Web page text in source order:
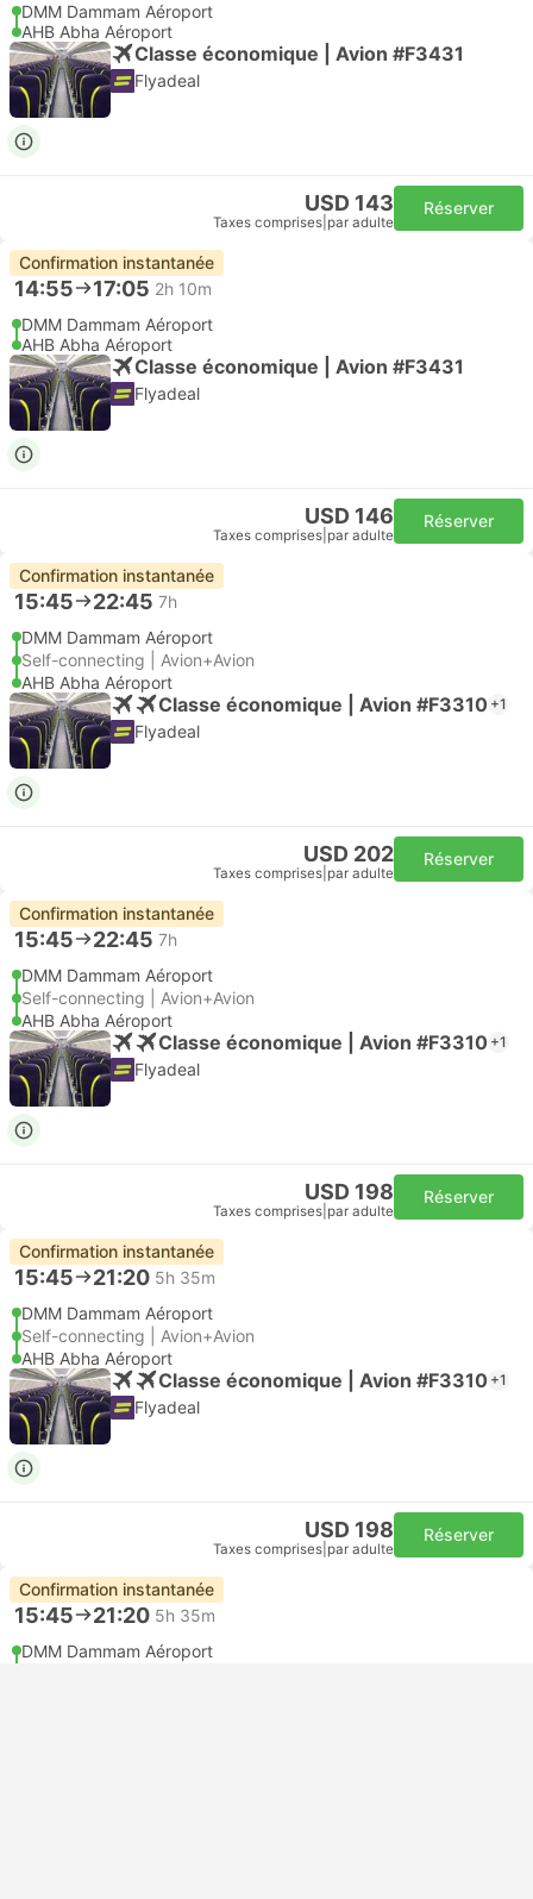
DMM Dammam Aéroport
AHB Abha Aéroport
Classe économique | Avion #F3431
Flyadeal
USD 143
Taxes comprises par adulte
Réserver
Confirmation instantanée
14:55 17:05 2h 10m
DMM Dammam Aéroport
AHB Abha Aéroport
Classe économique | Avion #F3431
Flyadeal
USD 146
Taxes comprises par adulte
Réserver
Confirmation instantanée
15:45 22:45 7h
DMM Dammam Aéroport
Self-connecting | Avion+Avion
AHB Abha Aéroport
Classe économique | Avion #F3310 +1
Flyadeal
USD 202
Taxes comprises par adulte
Réserver
Confirmation instantanée
15:45 22:45 7h
DMM Dammam Aéroport
Self-connecting | Avion+Avion
AHB Abha Aéroport
Classe économique | Avion #F3310 +1
Flyadeal
USD 198
Taxes comprises par adulte
Réserver
Confirmation instantanée
15:45 21:20 5h 35m
DMM Dammam Aéroport
Self-connecting | Avion+Avion
AHB Abha Aéroport
Classe économique | Avion #F3310 +1
Flyadeal
USD 198
Taxes comprises par adulte
Réserver
Confirmation instantanée
15:45 21:20 5h 35m
DMM Dammam Aéroport